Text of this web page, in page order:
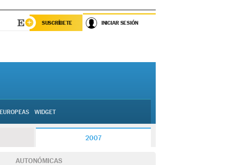
SUSCRÍBETE INICIAR SESIÓN
EUROPEAS WIDGET
2007
AUTONÓMICAS